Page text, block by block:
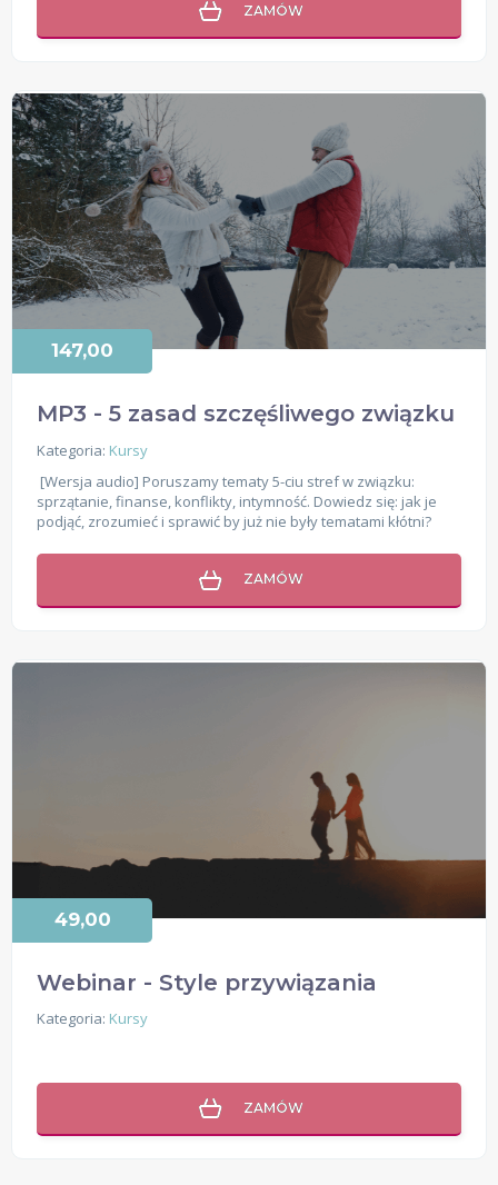
ZAMÓW
MP3 - 5 zasad szczęśliwego związku
Kategoria: Kursy
[Wersja audio] Poruszamy tematy 5-ciu stref w związku:
sprzątanie, finanse, konflikty, intymność. Dowiedz się: jak je
podjąć, zrozumieć i sprawić by już nie były tematami kłótni?
147,00
ZAMÓW
Webinar - Style przywiązania
Kategoria: Kursy
49,00
ZAMÓW